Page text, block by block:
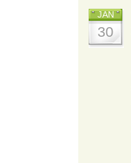
JAN
30